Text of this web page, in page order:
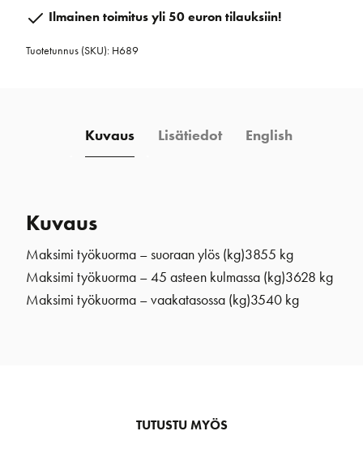
largeIlmainen toimitus yli 50 euron tilauksiin!
Tuotetunnus (SKU): H689
Kuvaus Lisätiedot English
Kuvaus
Maksimi työkuorma – suoraan ylös (kg)3855 kg
Maksimi työkuorma – 45 asteen kulmassa (kg)3628 kg
Maksimi työkuorma – vaakatasossa (kg)3540 kg
TUTUSTU MYÖS